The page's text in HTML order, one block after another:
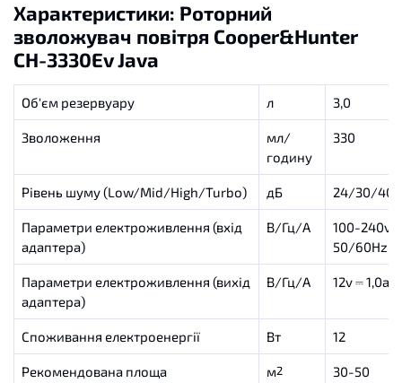
Характеристики: Роторний
зволожувач повітря Сooper&Hunter
CH-3330Ev Java
Об'єм резервуару л 3,0
Зволоження
мл/
годину
330
Рівень шуму (Low/Mid/High/Turbo) дБ 24/30/40/
Параметри електроживлення (вхід
адаптера)
В/Гц/А
100-240v~,
50/60Hz,
Параметри електроживлення (вихід
адаптера)
В/Гц/А 12v ⎓ 1,0a
Споживання електроенергії Вт 12
Рекомендована площа м2 30-50